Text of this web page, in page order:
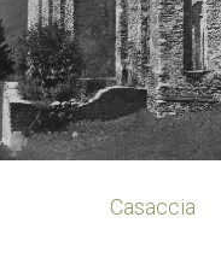
Casaccia